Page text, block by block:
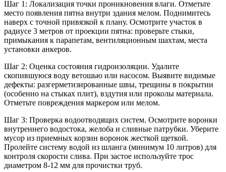
Шаг 1: Локализация точки проникновения влаги. Отметьте
место появления пятна внутри здания мелом. Поднимитесь
наверх с точной привязкой к плану. Осмотрите участок в
радиусе 3 метров от проекции пятна: проверьте стыки,
примыкания к парапетам, вентиляционным шахтам, места
установки анкеров.
Шаг 2: Оценка состояния гидроизоляции. Удалите
скопившуюся воду ветошью или насосом. Выявите видимые
дефекты: разгерметизированные швы, трещины в покрытии
(особенно на стыках плит), вздутия или проколы материала.
Отметьте повреждения маркером или мелом.
Шаг 3: Проверка водоотводящих систем. Осмотрите воронки
внутреннего водостока, желоба и сливные патрубки. Уберите
мусор из приемных корзин воронок жесткой щеткой.
Пролейте систему водой из шланга (минимум 10 литров) для
контроля скорости слива. При застое используйте трос
диаметром 8-12 мм для прочистки труб.